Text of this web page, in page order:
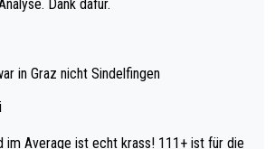
Dank dafür.
in Graz nicht Sindelfingen
ist echt krass! 111+ ist für die